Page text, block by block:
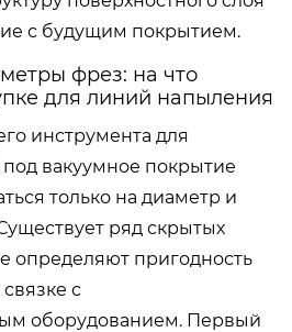
с будущим покрытием.
фрез: на что
для линий напыления
инструмента для
под вакуумное покрытие
только на диаметр и
ряд скрытых
определяют пригодность
с
оборудованием. Первый